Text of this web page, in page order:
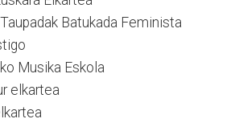
Batukada Feminista
Musika Eskola
elkartea